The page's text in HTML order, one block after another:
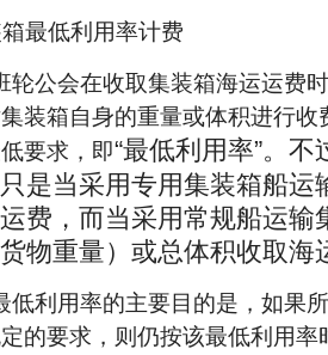
最低利用率计费
轮公会在收取集装箱海运运费
装箱自身的重量或体积进行
要求，即“最低利用率”。
是当采用专用集装箱船运
费，而当采用常规船运输
物重量）或总体积收取海
低利用率的主要目的是，如果
的要求，则仍按该最低利用率